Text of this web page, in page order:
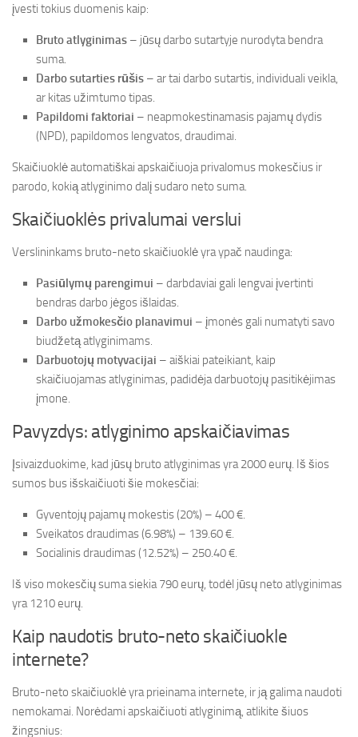
įvesti tokius duomenis kaip:
Bruto atlyginimas – jūsų darbo sutartyje nurodyta bendra
suma.
Darbo sutarties rūšis – ar tai darbo sutartis, individuali veikla,
ar kitas užimtumo tipas.
Papildomi faktoriai – neapmokestinamasis pajamų dydis
(NPD), papildomos lengvatos, draudimai.
Skaičiuoklė automatiškai apskaičiuoja privalomus mokesčius ir
parodo, kokią atlyginimo dalį sudaro neto suma.
Skaičiuoklės privalumai verslui
Verslininkams bruto-neto skaičiuoklė yra ypač naudinga:
Pasiūlymų parengimui – darbdaviai gali lengvai įvertinti
bendras darbo jėgos išlaidas.
Darbo užmokesčio planavimui – įmonės gali numatyti savo
biudžetą atlyginimams.
Darbuotojų motyvacijai – aiškiai pateikiant, kaip
skaičiuojamas atlyginimas, padidėja darbuotojų pasitikėjimas
įmone.
Pavyzdys: atlyginimo apskaičiavimas
Įsivaizduokime, kad jūsų bruto atlyginimas yra 2000 eurų. Iš šios
sumos bus išskaičiuoti šie mokesčiai:
Gyventojų pajamų mokestis (20%) – 400 €.
Sveikatos draudimas (6.98%) – 139.60 €.
Socialinis draudimas (12.52%) – 250.40 €.
Iš viso mokesčių suma siekia 790 eurų, todėl jūsų neto atlyginimas
yra 1210 eurų.
Kaip naudotis bruto-neto skaičiuokle
internete?
Bruto-neto skaičiuoklė yra prieinama internete, ir ją galima naudoti
nemokamai. Norėdami apskaičiuoti atlyginimą, atlikite šiuos
žingsnius: